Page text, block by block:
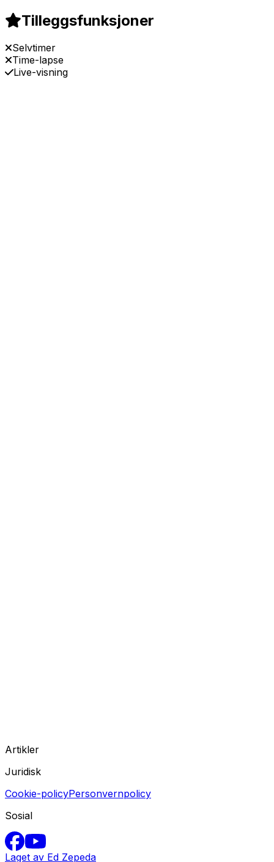
Tilleggsfunksjoner
Selvtimer
Time-lapse
Live-visning
Artikler
Juridisk
Cookie-policyPersonvernpolicy
Sosial
Laget av Ed Zepeda